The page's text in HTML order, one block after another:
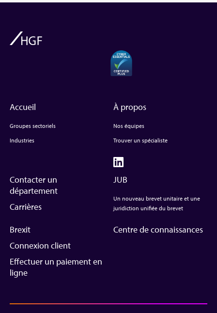
Accueil
Groupes sectoriels
Industries
À propos
Nos équipes
Trouver un spécialiste
Contacter un
département
Carrières
JUB
Un nouveau brevet unitaire et une
juridiction unifiée du brevet
Brexit
Connexion client
Effectuer un paiement en
ligne
Centre de connaissances